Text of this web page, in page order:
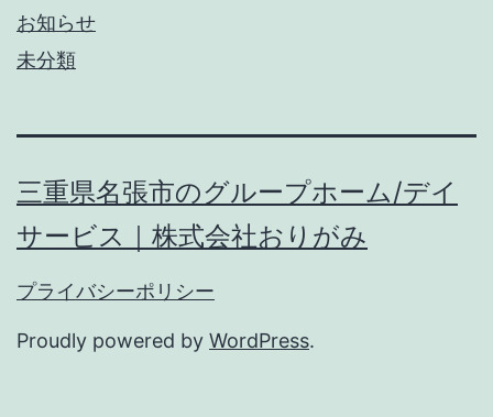
お知らせ
未分類
三重県名張市のグループホーム/デイ
サービス｜株式会社おりがみ
プライバシーポリシー
Proudly powered by WordPress.